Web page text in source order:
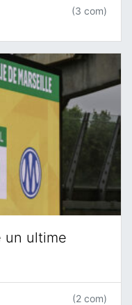
(3 com)
un ultime
(2 com)